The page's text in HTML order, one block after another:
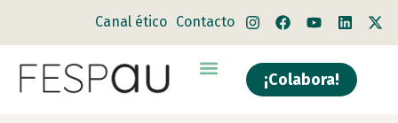
Canal ético Contacto
¡Colabora!